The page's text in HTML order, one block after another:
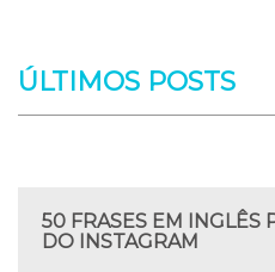
ÚLTIMOS POSTS
50 FRASES EM INGLÊS
DO INSTAGRAM